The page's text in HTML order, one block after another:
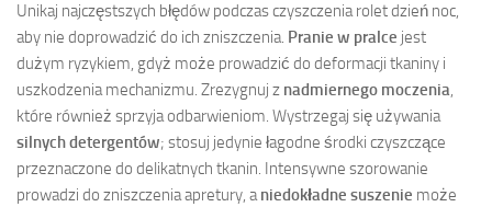
Unikaj najczęstszych błędów podczas czyszczenia rolet dzień noc,
aby nie doprowadzić do ich zniszczenia. Pranie w pralce jest
dużym ryzykiem, gdyż może prowadzić do deformacji tkaniny i
uszkodzenia mechanizmu. Zrezygnuj z nadmiernego moczenia,
które również sprzyja odbarwieniom. Wystrzegaj się używania
silnych detergentów; stosuj jedynie łagodne środki czyszczące
przeznaczone do delikatnych tkanin. Intensywne szorowanie
prowadzi do zniszczenia apretury, aniedokładne suszenie może